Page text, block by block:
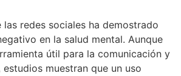
las redes sociales ha demostrado
en la salud mental. Aunque
útil para la comunicación y
muestran que un uso